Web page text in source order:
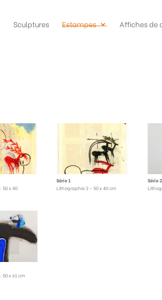
Sculptures Estampes Affiches de
50 x 40
Série 1
Lithographie 3 – 50 x 40 cm
Série 2
x 61 cm